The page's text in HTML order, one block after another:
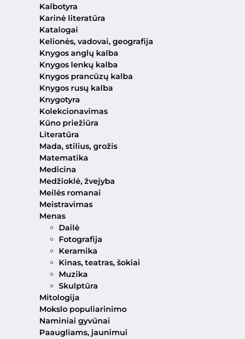
Kalbotyra
Karinė literatūra
Katalogai
Kelionės, vadovai, geografija
Knygos anglų kalba
Knygos lenkų kalba
Knygos prancūzų kalba
Knygos rusų kalba
Knygotyra
Kolekcionavimas
Kūno priežiūra
Literatūra
Mada, stilius, grožis
Matematika
Medicina
Medžioklė, žvejyba
Meilės romanai
Meistravimas
Menas
Dailė
Fotografija
Keramika
Kinas, teatras, šokiai
Muzika
Skulptūra
Mitologija
Mokslo populiarinimo
Naminiai gyvūnai
Paaugliams, jaunimui